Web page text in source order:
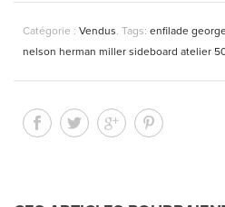
Catégorie : Vendus. Tags: enfilade
nelson herman miller sideboard atelier